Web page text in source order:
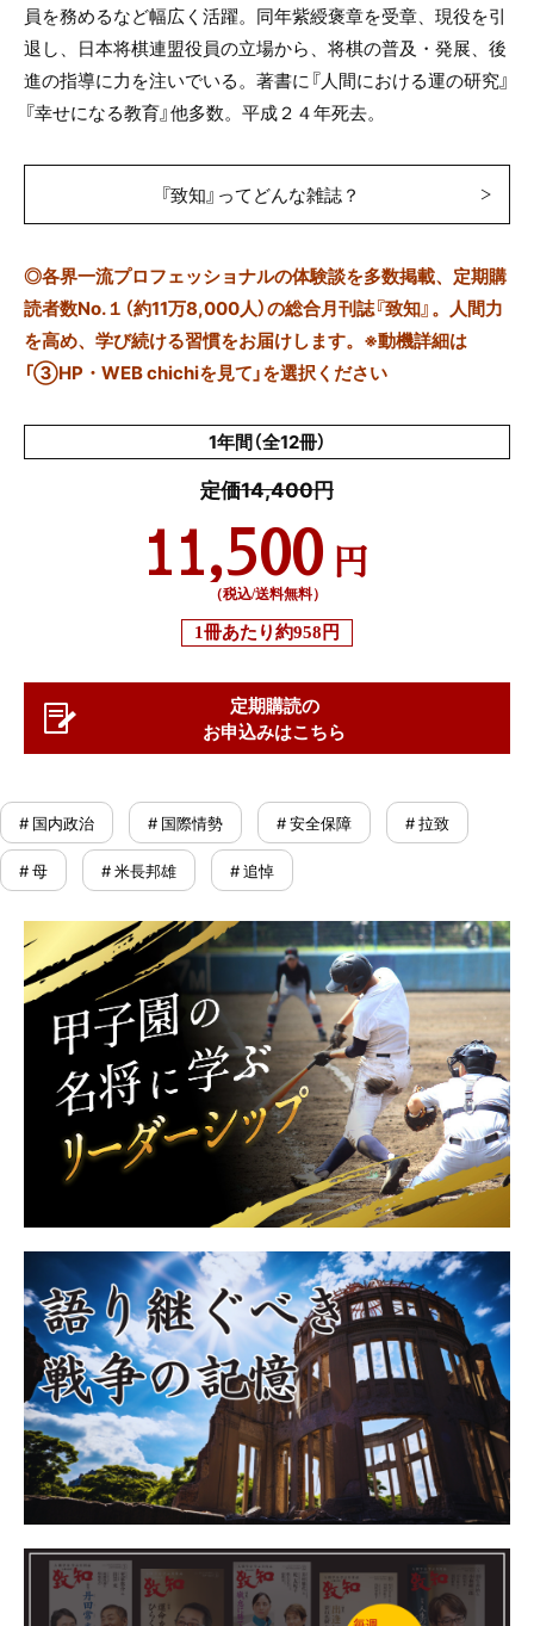
員を務めるなど幅広く活躍。同年紫綬褒章を受章、現役を引
退し、日本将棋連盟役員の立場から、将棋の普及・発展、後
進の指導に力を注いでいる。著書に『人間における運の研究』
『幸せになる教育』他多数。平成２４年死去。
『致知』ってどんな雑誌？
◎各界一流プロフェッショナルの体験談を多数掲載、定期購
読者数No.１（約11万8,000人）の総合月刊誌『致知』。人間力
を高め、学び続ける習慣をお届けします。※動機詳細は
「③HP・WEB chichiを見て」を選択ください
1年間（全12冊）
定価14,400円
11,500 円
（税込/送料無料）
1冊あたり約958円
定期購読の
お申込みはこちら
# 国内政治 # 国際情勢 # 安全保障 # 拉致
# 母 # 米長邦雄 # 追悼